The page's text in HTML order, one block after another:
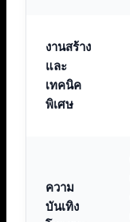
งานสร้าง
และ
เทคนิค
พิเศษ
ความ
บันเทิง